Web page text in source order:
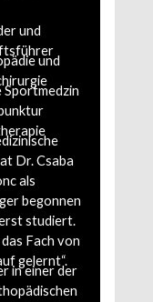
und
und
Sportmedzin
Dr. Csaba
als
begonnen
studiert.
Fach von
gelernt“.
in einer der